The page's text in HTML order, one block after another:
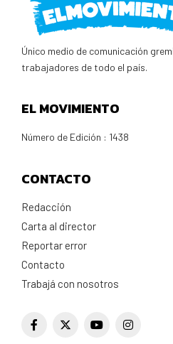
Único medio de comunicación
trabajadores de todo el país.
EL MOVIMIENTO
Número de Edición : 1438
CONTACTO
Redacción
Carta al director
Reportar error
Contacto
Trabajá con nosotros